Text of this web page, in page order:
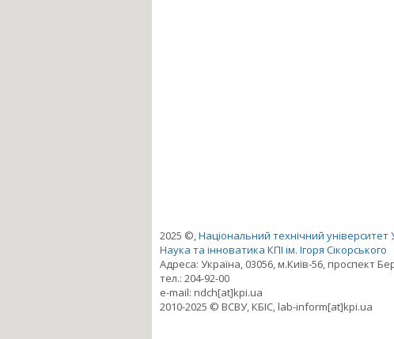
2025 ©, Національний технічний університет
Наука та інноватика КПІ ім. Ігоря Сікорського
Адреса: Україна, 03056, м.Київ-56, проспект
тел.: 204-92-00
e-mail: ndch[at]kpi.ua
2010-2025 © ВСВУ, КБІС, lab-inform[at]kpi.ua